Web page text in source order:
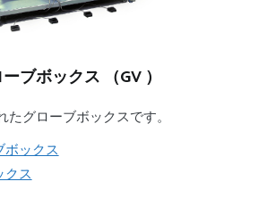
ブボックス （GV ）
グローブボックスです。
ボックス
クス